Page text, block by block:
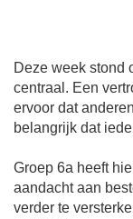
Deze week stond
centraal. Een
ervoor dat
belangrijk dat
Groep 6a heeft
aandacht aan
verder te